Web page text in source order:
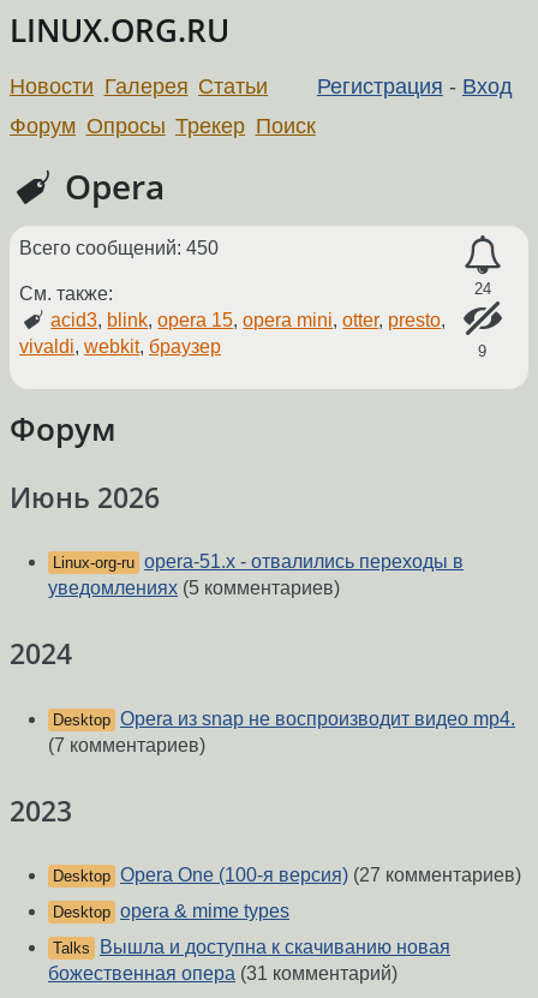
LINUX.ORG.RU
Регистрация - Вход
Новости Галерея Статьи
Форум Опросы Трекер Поиск
Opera
24
9
Всего сообщений: 450
См. также:
acid3, blink,opera 15,opera mini,otter, presto,
vivaldi, webkit, браузер
Форум
Июнь 2026
Linux-org-ru opera-51.x - отвалились переходы в
уведомлениях (5 комментариев)
2024
Desktop Opera из snap не воспроизводит видео mp4.
(7 комментариев)
2023
Desktop Opera One (100-я версия) (27 комментариев)
Desktop opera & mime types
Talks
Вышла и доступна к скачиванию новая
божественная опера (31 комментарий)